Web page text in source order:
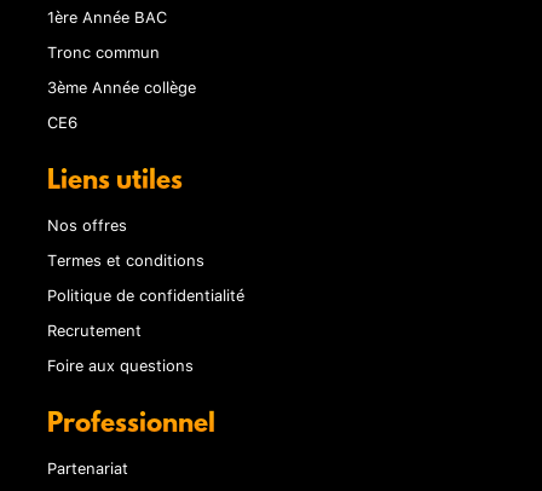
1ère Année BAC
Tronc commun
3ème Année collège
CE6
Liens utiles
Nos offres
Termes et conditions
Politique de confidentialité
Recrutement
Foire aux questions
Professionnel
Partenariat